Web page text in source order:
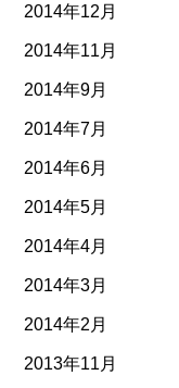
2014年12月
2014年11月
2014年9月
2014年7月
2014年6月
2014年5月
2014年4月
2014年3月
2014年2月
2013年11月